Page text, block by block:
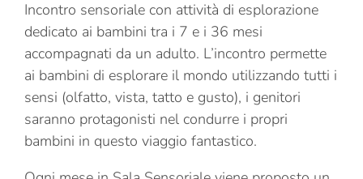
Incontro sensoriale con attività di esplorazione
dedicato ai bambini tra i 7 e i 36 mesi
accompagnati da un adulto. L’incontro permette
ai bambini di esplorare il mondo utilizzando tutti i
sensi (olfatto, vista, tatto e gusto), i genitori
saranno protagonisti nel condurre i propri
bambini in questo viaggio fantastico.